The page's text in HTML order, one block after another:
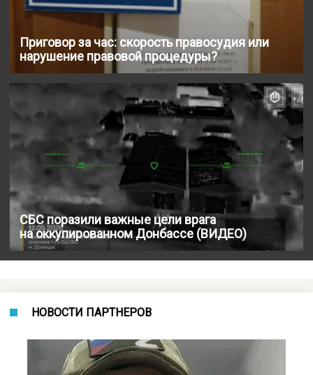
Приговор за час: скорость правосудия или
нарушение правовой процедуры?
СБС поразили важные цели врага
на оккупированном Донбассе (ВИДЕО)
НОВОСТИ ПАРТНЕРОВ